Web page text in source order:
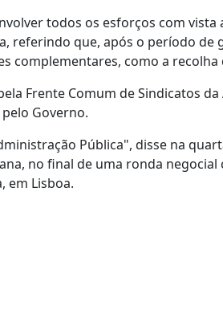
todos os esforços com vista
referindo que, após o período de
como a recolha
Frente Comum de Sindicatos
Governo.
Pública", disse na
no final de uma ronda
em Lisboa.